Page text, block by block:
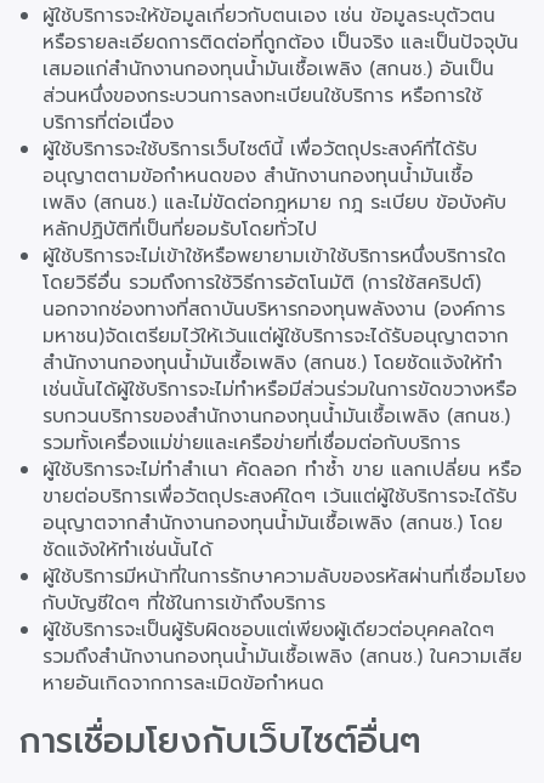
ผู้ใช้บริการจะให้ข้อมูลเกี่ยวกับตนเอง เช่น ข้อมูลระบุตัวตน
หรือรายละเอียดการติดต่อที่ถูกต้อง เป็นจริง และเป็นปัจจุบัน
เสมอแก่สำนักงานกองทุนน้ำมันเชื้อเพลิง (สกนช.) อันเป็น
ส่วนหนึ่งของกระบวนการลงทะเบียนใช้บริการ หรือการใช้
บริการที่ต่อเนื่อง
ผู้ใช้บริการจะใช้บริการเว็บไซต์นี้ เพื่อวัตถุประสงค์ที่ได้รับ
อนุญาตตามข้อกำหนดของ สำนักงานกองทุนน้ำมันเชื้อ
เพลิง (สกนช.) และไม่ขัดต่อกฎหมาย กฎ ระเบียบ ข้อบังคับ
หลักปฏิบัติที่เป็นที่ยอมรับโดยทั่วไป
ผู้ใช้บริการจะไม่เข้าใช้หรือพยายามเข้าใช้บริการหนึ่งบริการใด
โดยวิธีอื่น รวมถึงการใช้วิธีการอัตโนมัติ (การใช้สคริปต์)
นอกจากช่องทางที่สถาบันบริหารกองทุนพลังงาน (องค์การ
มหาชน)จัดเตรียมไว้ให้เว้นแต่ผู้ใช้บริการจะได้รับอนุญาตจาก
สำนักงานกองทุนน้ำมันเชื้อเพลิง (สกนช.) โดยชัดแจ้งให้ทำ
เช่นนั้นได้ผู้ใช้บริการจะไม่ทำหรือมีส่วนร่วมในการขัดขวางหรือ
รบกวนบริการของสำนักงานกองทุนน้ำมันเชื้อเพลิง (สกนช.)
รวมทั้งเครื่องแม่ข่ายและเครือข่ายที่เชื่อมต่อกับบริการ
ผู้ใช้บริการจะไม่ทำสำเนา คัดลอก ทำซ้ำ ขาย แลกเปลี่ยน หรือ
ขายต่อบริการเพื่อวัตถุประสงค์ใดๆ เว้นแต่ผู้ใช้บริการจะได้รับ
อนุญาตจากสำนักงานกองทุนน้ำมันเชื้อเพลิง (สกนช.) โดย
ชัดแจ้งให้ทำเช่นนั้นได้
ผู้ใช้บริการมีหน้าที่ในการรักษาความลับของรหัสผ่านที่เชื่อมโยง
กับบัญชีใดๆ ที่ใช้ในการเข้าถึงบริการ
ผู้ใช้บริการจะเป็นผู้รับผิดชอบแต่เพียงผู้เดียวต่อบุคคลใดๆ
รวมถึงสำนักงานกองทุนน้ำมันเชื้อเพลิง (สกนช.) ในความเสีย
หายอันเกิดจากการละเมิดข้อกำหนด
การเชื่อมโยงกับเว็บไซต์อื่นๆ